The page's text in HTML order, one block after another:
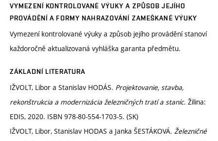
VYMEZENÍ KONTROLOVANÉ VÝUKY A ZPŮSOB JEJÍHO
PROVÁDĚNÍ A FORMY NAHRAZOVÁNÍ ZAMEŠKANÉ VÝUKY
Vymezení kontrolované výuky a způsob jejího provádění stanoví
každoročně aktualizovaná vyhláška garanta předmětu.
ZÁKLADNÍ LITERATURA
IŽVOLT, Libor a Stanislav HODÁS. Projektovanie, stavba,
rekonštrukcia a modernizácia železničných tratí a staníc. Žilina:
EDIS, 2020. ISBN 978-80-554-1703-5. (SK)
IŽVOLT, Libor, Stanislav HODAS a Janka ŠESTÁKOVÁ. Železničné